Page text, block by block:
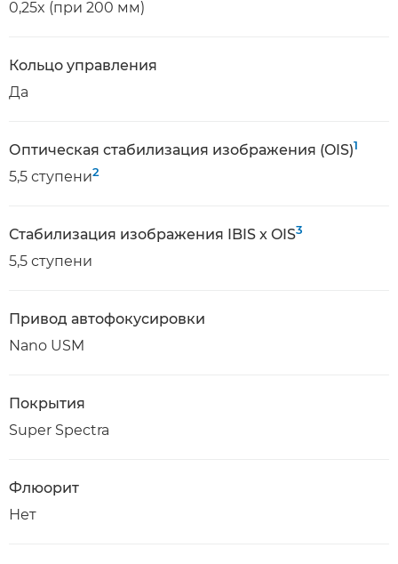
0,25x (при 200 мм)
Кольцо управления
Да
Оптическая стабилизация изображения (OIS)1
5,5 ступени2
Стабилизация изображения IBIS x OIS3
5,5 ступени
Привод автофокусировки
Nano USM
Покрытия
Super Spectra
Флюорит
Нет